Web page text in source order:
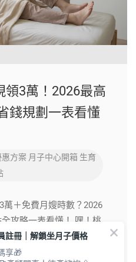
領3萬！2026最高
錢規劃一表看懂
惠方案 月子中心開箱 生育
萬＋免費月嫂時數？2026
攻略一表看懂！ 嘿！桃
註冊｜解鎖坐月子價格
享🎁